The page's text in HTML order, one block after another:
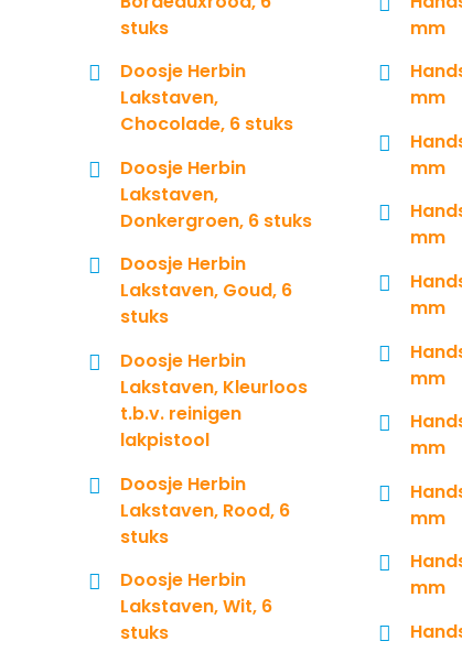
stuks
Doosje Herbin
Lakstaven,
Chocolade, 6 stuks
Doosje Herbin
Lakstaven,
Donkergroen, 6 stuks
Doosje Herbin
Lakstaven, Goud, 6
stuks
Doosje Herbin
Lakstaven, Kleurloos
t.b.v. reinigen
lakpistool
Doosje Herbin
Lakstaven, Rood, 6
stuks
Doosje Herbin
Lakstaven, Wit, 6
stuks
mm
mm
mm
mm
mm
mm
mm
mm
mm